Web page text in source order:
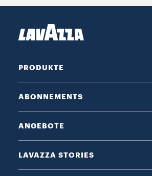
PRODUKTE
ABONNEMENTS
ANGEBOTE
LAVAZZA STORIES